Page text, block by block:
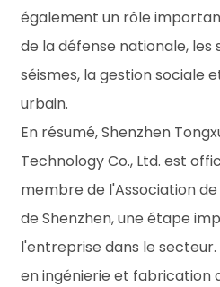
également un rôle
de la défense nationale, les
séismes, la gestion sociale
urbain.
En résumé, Shenzhen
Technology Co., Ltd. est
membre de l'Association
de Shenzhen, une étape
l'entreprise dans le
en ingénierie et fabrication